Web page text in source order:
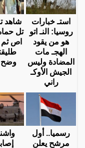
استـ خبارات
روسيا: النـ اتو
هو من يقود
الهجـ مات
المضادة وليس
الجيش الأوكـ
راني
شاهد
تل
اص
وضح
رسميا.. أول
مرشح يعلن